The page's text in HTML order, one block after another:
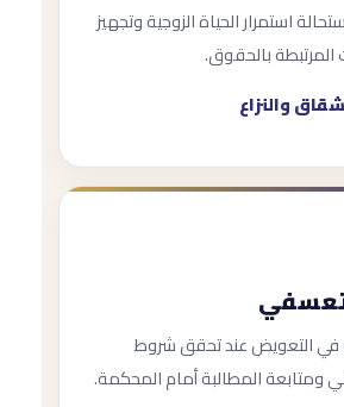
استمرار الحياة الزوجية وتجهيز
المرتبطة بالحقوق.
والنزاع
في التعويض عند تحقق شروط
ومتابعة المطالبة أمام المحكمة.